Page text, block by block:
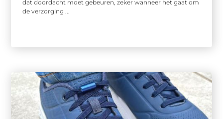
dat doordacht moet gebeuren, zeker wanneer het gaat om
de verzorging ...